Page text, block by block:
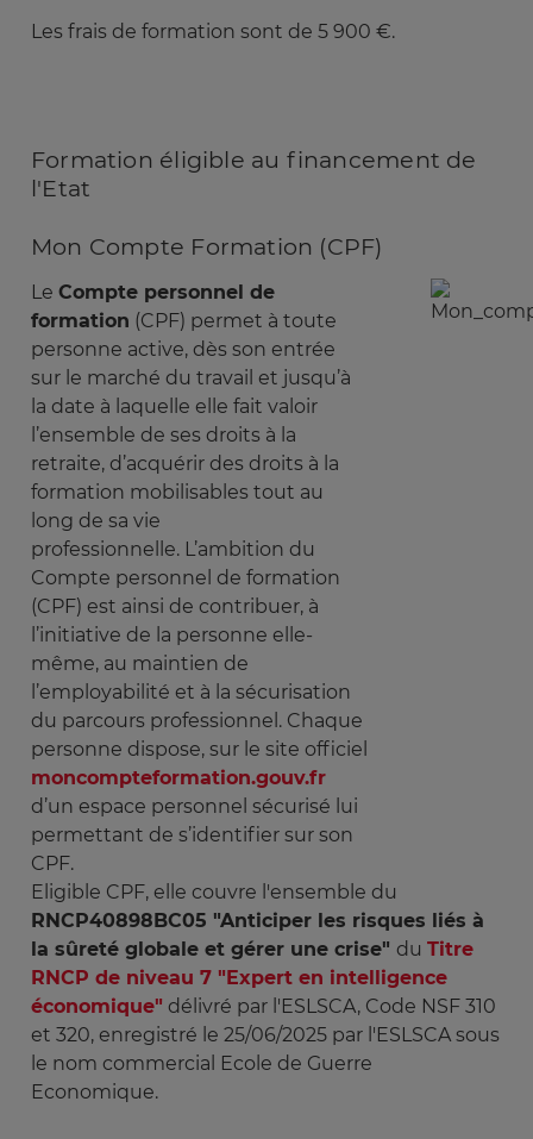
Les frais de formation sont de 5 900 €.
Formation éligible au financement de
l'Etat
Mon Compte Formation (CPF)
Le Compte personnel de
formation (CPF) permet à toute
personne active, dès son entrée
sur le marché du travail et jusqu’à
la date à laquelle elle fait valoir
l’ensemble de ses droits à la
retraite, d’acquérir des droits à la
formation mobilisables tout au
long de sa vie
professionnelle. L’ambition du
Compte personnel de formation
(CPF) est ainsi de contribuer, à
l’initiative de la personne elle-
même, au maintien de
l’employabilité et à la sécurisation
du parcours professionnel. Chaque
personne dispose, sur le site officiel
moncompteformation.gouv.fr
d’un espace personnel sécurisé lui
permettant de s’identifier sur son
CPF.
Image
Eligible CPF, elle couvre l'ensemble du
RNCP40898BC05 "Anticiper les risques liés à
la sûreté globale et gérer une crise" du Titre
RNCP de niveau 7 "Expert en intelligence
économique" délivré par l'ESLSCA, Code NSF 310
et 320, enregistré le 25/06/2025 par l'ESLSCA sous
le nom commercial Ecole de Guerre
Economique.